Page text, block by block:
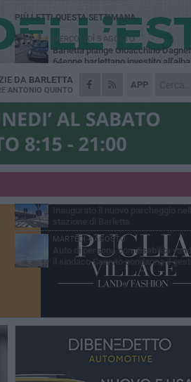
APP
DA BARLETTA
ANTONIO QUINTO
PIÙ LETTI QUESTA SETTIMANA
MERCOLEDÌ 5 AGOSTO
Barletta piange Gioacchino
64enne barlettano investito
GIOVEDÌ 6 AGOSTO
Il ricordo di "Cecco", il benzinaio col
sorriso: «Contava i giorni che lo
separavano dalla pensione»
MERCOLEDÌ 5 AGOSTO
sopralluogo nell'area dell'evento
Beni confiscati alla mafia. Nasce
VENERDÌ 31 LUGLIO
MARTEDÌ 4 AGOSTO
Auto di persona con disabilità
il sindaco Cannito condanna il gesto